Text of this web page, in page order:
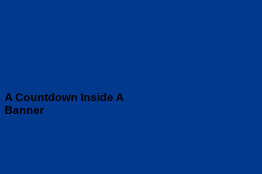
A Countdown Inside A
Banner